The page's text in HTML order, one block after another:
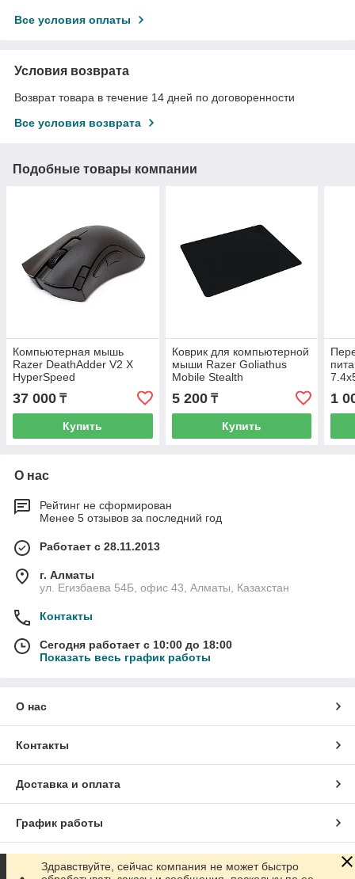
Все условия оплаты
Условия возврата
Возврат товара в течение 14 дней по договоренности
Все условия возврата
Подобные товары компании
Компьютерная мышь
Razer DeathAdder V2 X
HyperSpeed
37 000 ₸
Купить
Коврик для компьютерной
мыши Razer Goliathus
Mobile Stealth
5 200₸
Купить
1
О нас
Рейтинг не сформирован
Менее 5 отзывов за последний год
Работает с 28.11.2013
г. Алматы
ул. Егизбаева 54Б, офис 43, Алматы, Казахстан
Контакты
Сегодня работает с 10:00 до 18:00
Показать весь график работы
О нас
Контакты
Доставка и оплата
График работы
Полная версия сайта
Здравствуйте, сейчас компания не может быстро